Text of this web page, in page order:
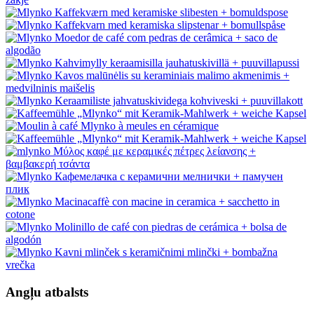
Angļu atbalsts